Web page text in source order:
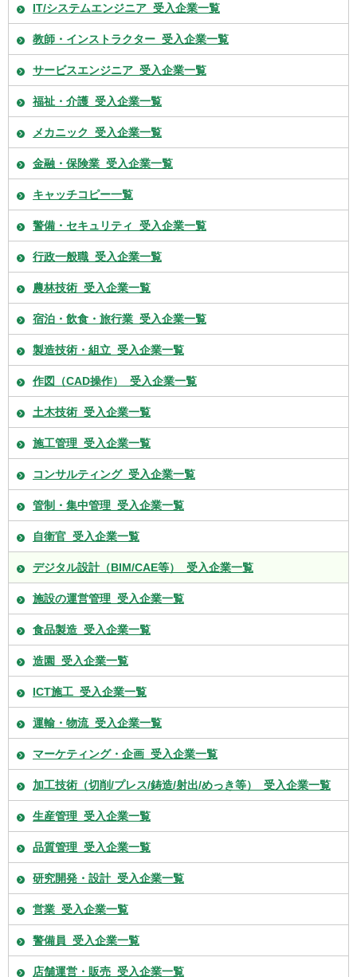
IT/システムエンジニア_受入企業一覧
教師・インストラクター_受入企業一覧
サービスエンジニア_受入企業一覧
福祉・介護_受入企業一覧
メカニック_受入企業一覧
金融・保険業_受入企業一覧
キャッチコピー一覧
警備・セキュリティ_受入企業一覧
行政一般職_受入企業一覧
農林技術_受入企業一覧
宿泊・飲食・旅行業_受入企業一覧
製造技術・組立_受入企業一覧
作図（CAD操作）_受入企業一覧
土木技術_受入企業一覧
施工管理_受入企業一覧
コンサルティング_受入企業一覧
管制・集中管理_受入企業一覧
自衛官_受入企業一覧
デジタル設計（BIM/CAE等）_受入企業一覧
施設の運営管理_受入企業一覧
食品製造_受入企業一覧
造園_受入企業一覧
ICT施工_受入企業一覧
運輸・物流_受入企業一覧
マーケティング・企画_受入企業一覧
加工技術（切削/プレス/鋳造/射出/めっき等）_受入企業一覧
生産管理_受入企業一覧
品質管理_受入企業一覧
研究開発・設計_受入企業一覧
営業_受入企業一覧
警備員_受入企業一覧
店舗運営・販売_受入企業一覧